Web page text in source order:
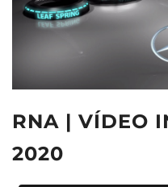
RNA | VÍDEO
2020